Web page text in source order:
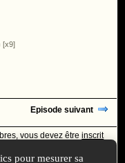
[x9]
Episode suivant
vous devez êtreinscrit
pour mesurer sa